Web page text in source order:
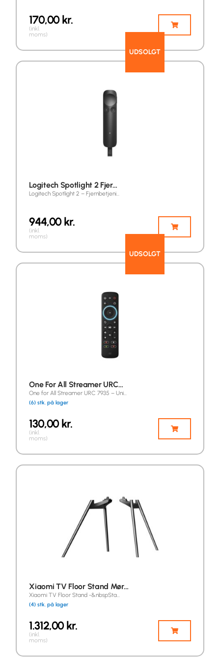
UDSOLGT
170,00kr.
(inkl.
moms)
Logitech Spotlight 2 Fjer…
Logitech Spotlight 2 – Fjernbetjeni…
UDSOLGT
944,00kr.
(inkl.
moms)
One For All Streamer URC…
One for All Streamer URC 7935 – Uni…
(6) stk. på lager
130,00kr.
(inkl.
moms)
Xiaomi TV Floor Stand Mør…
Xiaomi TV Floor Stand -&nbspSta…
(4) stk. på lager
1.312,00kr.
(inkl.
moms)